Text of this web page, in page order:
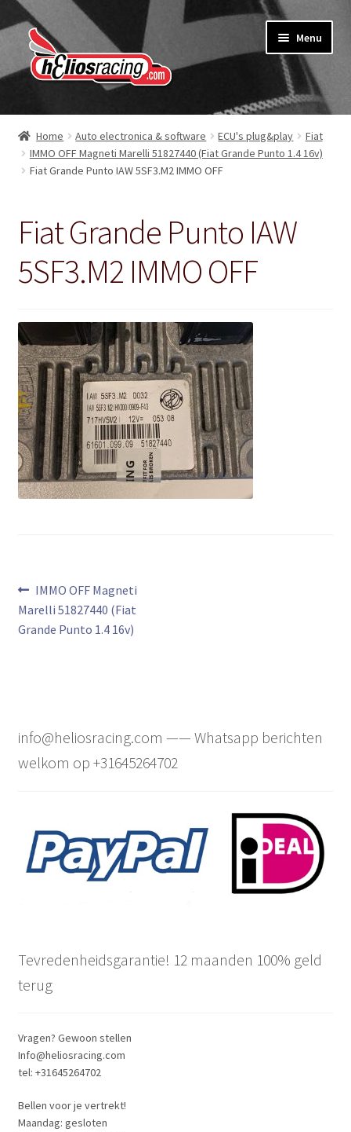
Ga
door
naar
Ga
naar
de
Menu
Webshop
Over Helios Racing
Diensten
Software service voor garages
Nieuws
Home Auto electronica & software ECU's plug&play
Fiat
IMMO OFF Magneti Marelli 51827440 (Fiat Grande Punto 1.4 16v)
Fiat Grande Punto IAW 5SF3.M2 IMMO OFF
Fiat Grande Punto IAW
5SF3.M2 IMMO OFF
Bericht
navigatie
Vorig
bericht:
IMMO OFF Magneti
Marelli 51827440 (Fiat
Grande Punto 1.4 16v)
info@heliosracing.com —— Whatsapp berichten
welkom op +31645264702
Tevredenheidsgarantie! 12 maanden 100% geld
terug
Vragen? Gewoon stellen
Info@heliosracing.com
tel: +31645264702
Bellen voor je vertrekt!
Maandag: gesloten